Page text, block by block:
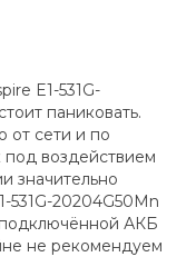
E1-531G-
паниковать.
от сети и по
под воздействием
значительно
531G-20204G50Mn
АКБ
не рекомендуем